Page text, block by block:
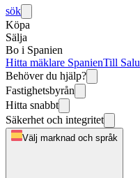
sök
Köpa
Sälja
Bo i Spanien
Hitta mäklare SpanienTill Salu
Behöver du hjälp?
Fastighetsbyrån
Hitta snabbt
Säkerhet och integritet
Välj marknad och språk